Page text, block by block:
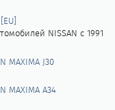
NISSAN с 1991
MAXIMA J30
MAXIMA A34